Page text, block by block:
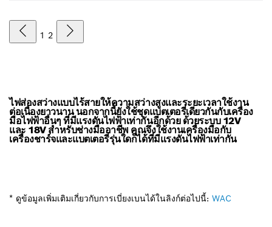
1 2
ไฟส่องสว่างแบบไร้สายให้ความสว่างสูงและระยะเวลาใช้งาน
ต่อเนื่องยาวนาน นอกจากนี้ยังใช้ชุดแบตเตอรี่เดียวกันกับเครื่อง
มือไฟฟ้าอื่นๆ ที่มีแรงดันไฟฟ้าเท่ากันอีกด้วย ด้วยระบบ 12V
และ 18V สำหรับช่างมืออาชีพ คุณจึงใช้งานเครื่องมือกับ
เครื่องชาร์จและแบตเตอรี่รุ่นใดก็ได้ที่มีแรงดันไฟฟ้าเท่ากัน
* ดูข้อมูลเพิ่มเติมเกี่ยวกับการเบี่ยงเบนได้ในลิงก์ต่อไปนี้: WAC